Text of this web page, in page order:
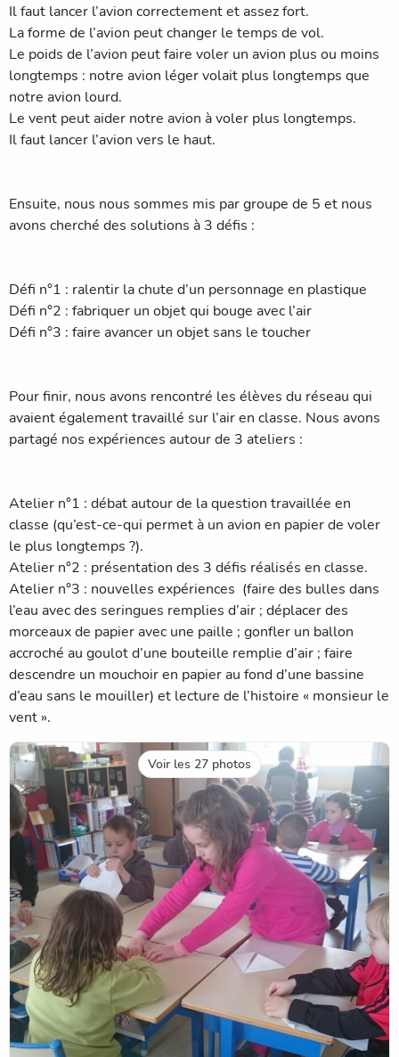
Il faut lancer l’avion correctement et assez fort.
La forme de l’avion peut changer le temps de vol.
Le poids de l’avion peut faire voler un avion plus ou moins
longtemps : notre avion léger volait plus longtemps que
notre avion lourd.
Le vent peut aider notre avion à voler plus longtemps.
Il faut lancer l’avion vers le haut.
Ensuite, nous nous sommes mis par groupe de 5 et nous
avons cherché des solutions à 3 défis :
Défi n°1 : ralentir la chute d’un personnage en plastique
Défi n°2 : fabriquer un objet qui bouge avec l’air
Défi n°3 : faire avancer un objet sans le toucher
Pour finir, nous avons rencontré les élèves du réseau qui
avaient également travaillé sur l’air en classe. Nous avons
partagé nos expériences autour de 3 ateliers :
Atelier n°1 : débat autour de la question travaillée en
classe (qu’est-ce-qui permet à un avion en papier de voler
le plus longtemps ?).
Atelier n°2 : présentation des 3 défis réalisés en classe.
Atelier n°3 : nouvelles expériences (faire des bulles dans
l’eau avec des seringues remplies d’air ; déplacer des
morceaux de papier avec une paille ; gonfler un ballon
accroché au goulot d’une bouteille remplie d’air ; faire
descendre un mouchoir en papier au fond d’une bassine
d’eau sans le mouiller) et lecture de l’histoire « monsieur le
vent ».
Voir les 27 photos